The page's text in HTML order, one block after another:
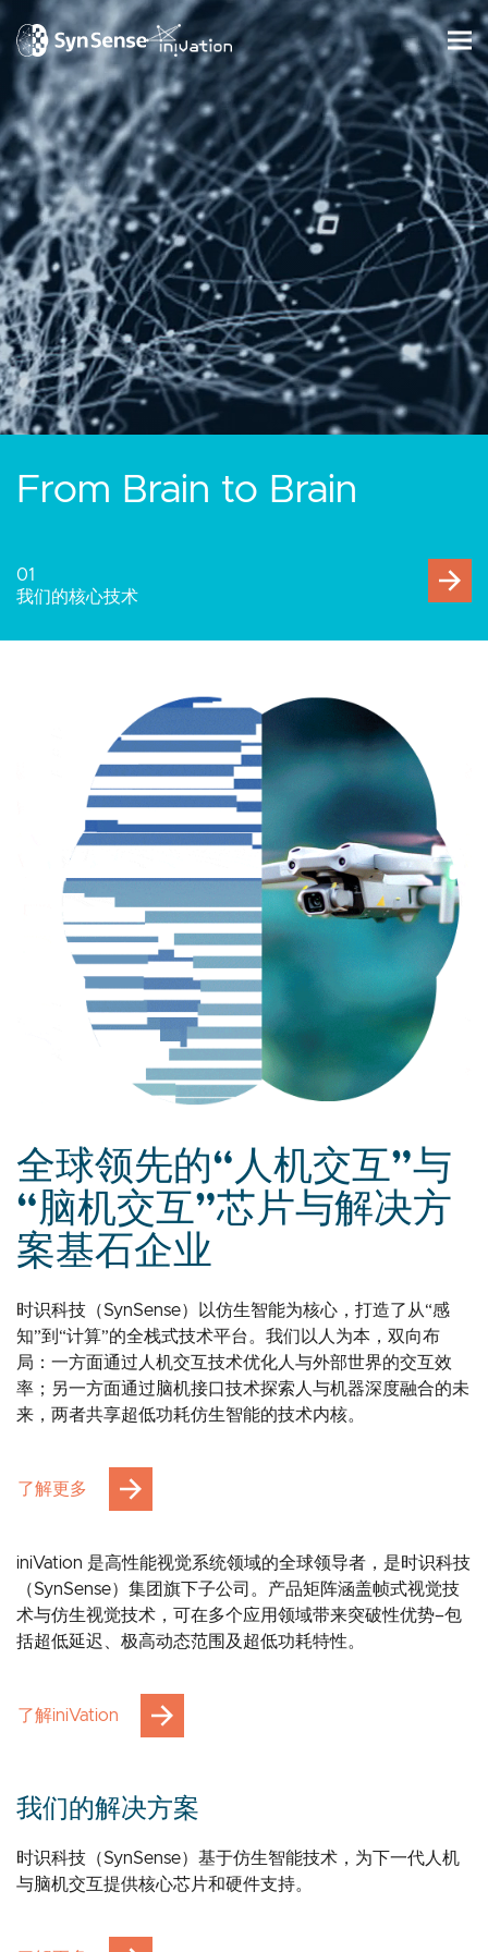
人与万物互联
02
人机交互
全球领先的“人机交互”与
“脑机交互”芯片与解决方
案基石企业
时识科技（SynSense）以仿生智能为核心，打造了从“感
知”到“计算”的全栈式技术平台。我们以人为本，双向布
局：一方面通过人机交互技术优化人与外部世界的交互效
率；另一方面通过脑机接口技术探索人与机器深度融合的未
来，两者共享超低功耗仿生智能的技术内核。
了解更多
iniVation 是高性能视觉系统领域的全球领导者，是时识科技
（SynSense）集团旗下子公司。产品矩阵涵盖帧式视觉技
术与仿生视觉技术，可在多个应用领域带来突破性优势–包
括超低延迟、极高动态范围及超低功耗特性。
了解iniVation
我们的解决方案
时识科技（SynSense）基于仿生智能技术，为下一代人机
与脑机交互提供核心芯片和硬件支持。